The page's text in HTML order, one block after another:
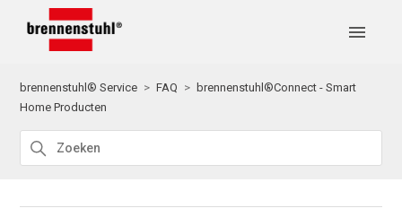
brennenstuhl® Service FAQ
brennenstuhl®Connect - Smart
Home Producten